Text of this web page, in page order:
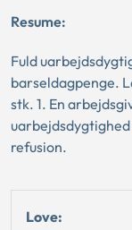
Resume:
Fuld
barseldagpenge.
stk. 1. En
refusion.
Love: